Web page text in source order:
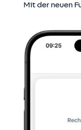
Mit der neuen